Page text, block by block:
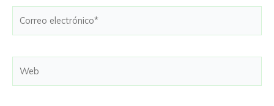
electrónico*